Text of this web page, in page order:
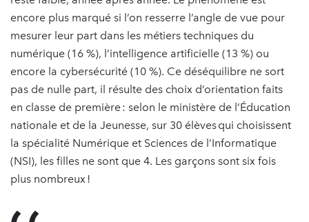
encore plus marqué si l’on resserre l’angle de vue pour
mesurer leur part dans les métiers techniques du
numérique (16 %), l’intelligence artificielle (13 %) ou
encore la cybersécurité (10 %). Ce déséquilibre ne sort
pas de nulle part, il résulte des choix d’orientation faits
en classe de première : selon le ministère de l’Éducation
nationale et de la Jeunesse, sur 30 élèves qui choisissent
la spécialité Numérique et Sciences de l’Informatique
(NSI), les filles ne sont que 4. Les garçons sont six fois
plus nombreux !